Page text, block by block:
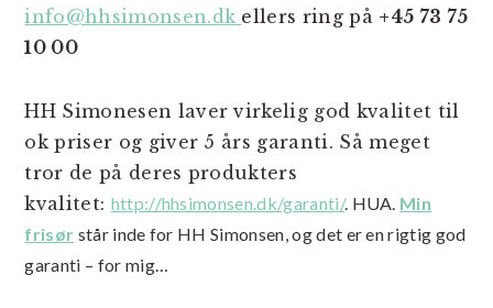
info@hhsimonsen.dk ellers ring på +45 73 75
10 00
HH Simonesen laver virkelig god kvalitet til
ok priser og giver 5 års garanti. Så meget
tror de på deres produkters
kvalitet: http://hhsimonsen.dk/garanti/. HUA. Min
frisør står inde for HH Simonsen, og det er en rigtig god
garanti – for mig…